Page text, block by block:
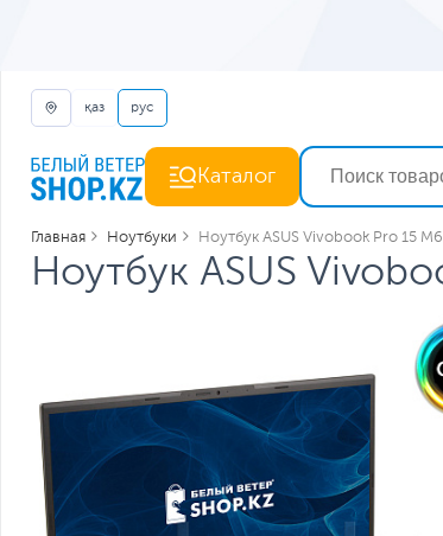
қаз рус
Каталог
Главная Ноутбуки Ноутбук ASUS Vivobook Pro 15
Ноутбук ASUS